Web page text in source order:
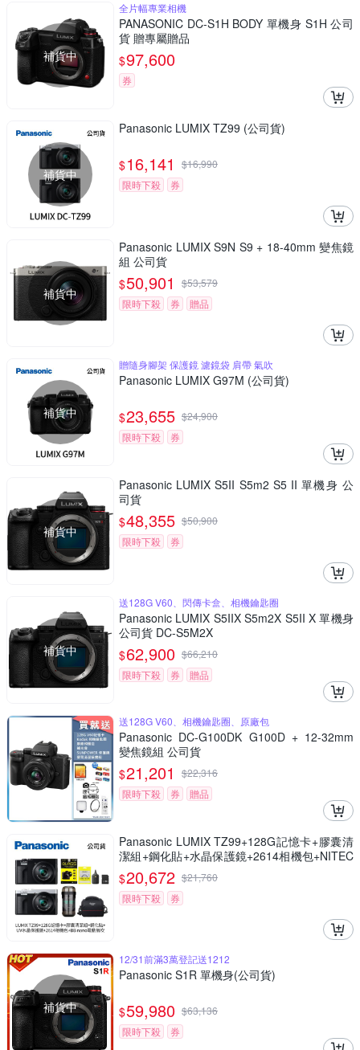
補貨中
全片幅專業相機
PANASONIC DC-S1H BODY 單機身 S1H 公司
貨 贈專屬贈品
$97,600
券
補貨中
Panasonic LUMIX TZ99 (公司貨)
$16,141 $16,990
限時下殺
券
補貨中
Panasonic LUMIX S9N S9 + 18-40mm 變焦鏡
組 公司貨
$50,901 $53,579
限時下殺
券 贈品
補貨中
贈隨身腳架 保護鏡 濾鏡袋 肩帶 氣吹
Panasonic LUMIX G97M (公司貨)
$23,655 $24,900
限時下殺
券
補貨中
Panasonic LUMIX S5II S5m2 S5 II 單機身 公
司貨
$48,355 $50,900
限時下殺
券
補貨中
送128G V60、閃傳卡盒、相機鑰匙圈
Panasonic LUMIX S5IIX S5m2X S5II X 單機身
公司貨 DC-S5M2X
$62,900 $66,210
限時下殺
券 贈品
送128G V60、相機鑰匙圈、原廠包
Panasonic DC-G100DK G100D + 12-32mm
變焦鏡組 公司貨
$21,201 $22,316
限時下殺
券 贈品
Panasonic LUMIX TZ99+128G記憶卡+膠囊清
潔組+鋼化貼+水晶保護鏡+2614相機包+NITEC
ORE BB nano 迷你電動氣吹(公司貨)
$20,672 $21,760
限時下殺
券
補貨中
12/31前滿3萬登記送1212
Panasonic S1R 單機身(公司貨)
$59,980 $63,136
限時下殺
券